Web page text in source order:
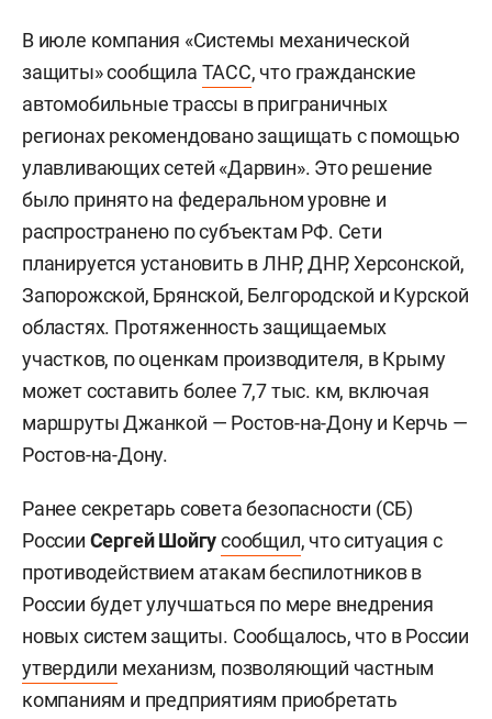
В июле компания «Системы механической
защиты» сообщила ТАСС, что гражданские
автомобильные трассы в приграничных
регионах рекомендовано защищать с помощью
улавливающих сетей «Дарвин». Это решение
было принято на федеральном уровне и
распространено по субъектам РФ. Сети
планируется установить в ЛНР, ДНР, Херсонской,
Запорожской, Брянской, Белгородской и Курской
областях. Протяженность защищаемых
участков, по оценкам производителя, в Крыму
может составить более 7,7 тыс. км, включая
маршруты Джанкой — Ростов-на-Дону и Керчь —
Ростов-на-Дону.
Ранее секретарь совета безопасности (СБ)
России Сергей Шойгусообщил, что ситуация с
противодействием атакам беспилотников в
России будет улучшаться по мере внедрения
новых систем защиты. Сообщалось, что в России
утвердили механизм, позволяющий частным
компаниям и предприятиям приобретать